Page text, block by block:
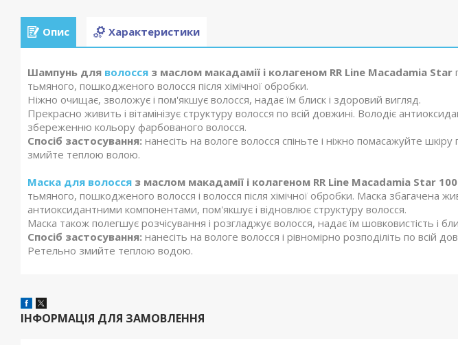
Опис Характеристики
Шампунь для волосся з маслом макадамії і колагеном RR Line Macadamia Star
тьмяного, пошкодженого волосся після хімічної обробки.
Ніжно очищає, зволожує і пом'якшує волосся, надає їм блиск і здоровий вигляд.
Прекрасно живить і вітамінізує структуру волосся по всій довжині. Володіє
збереженню кольору фарбованого волосся.
Спосіб застосування: нанесіть на вологе волосся спіньте і ніжно помасажуйте
змийте теплою волою.
Маска для волосся з маслом макадамії і колагеном RR Line Macadamia Star
тьмяного, пошкодженого волосся і волосся після хімічної обробки. Маска збагачена
антиоксидантними компонентами, пом'якшує і відновлює структуру волосся.
Маска також полегшує розчісування і розгладжує волосся, надає їм шовковистість і
Спосіб застосування: нанесіть на вологе волосся і рівномірно розподіліть по всій
Ретельно змийте теплою водою.
ІНФОРМАЦІЯ ДЛЯ ЗАМОВЛЕННЯ